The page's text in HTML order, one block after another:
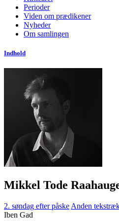
Perioder
Viden om prædikener
Nyheder
Om samlingen
Indhold
Mikkel Tode
2. søndag efter påske Anden
Iben Gad